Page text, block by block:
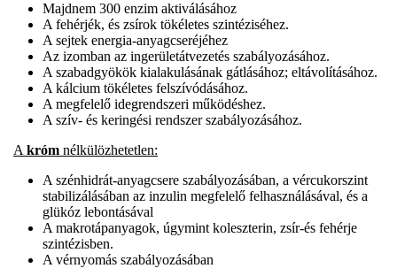
Majdnem 300 enzim aktiválásához
A fehérjék, és zsírok tökéletes szintéziséhez.
A sejtek energia-anyagcseréjéhez
Az izomban az ingerületátvezetés szabályozásához.
A szabadgyökök kialakulásának gátlásához; eltávolításához.
A kálcium tökéletes felszívódásához.
A megfelelő idegrendszeri működéshez.
A szív- és keringési rendszer szabályozásához.
A króm nélkülözhetetlen:
A szénhidrát-anyagcsere szabályozásában, a vércukorszint
stabilizálásában az inzulin megfelelő felhasználásával, és a
glükóz lebontásával
A makrotápanyagok, úgymint koleszterin, zsír-és fehérje
szintézisben.
A vérnyomás szabályozásában